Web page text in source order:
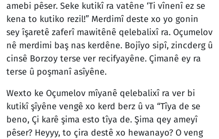
amebi pêser. Seke kutikî ra vatêne ‘Ti vînenî ez se
kena to kutiko rezil!” Merdimî deste xo yo gonin
sey îşaretê zaferî mawitênê qelebalixî ra. Oçumelov
nê merdimi baş nas kerdêne. Bojîyo sipî, zincderg û
cinsê Borzoy terse ver recifyayêne. Çimanê ey ra
terse û poşmanî asîyêne.
Wexto ke Oçumelov mîyanê qelebalixî ra ver bi
kutikî şîyêne vengê xo kerd berz û va “Tîya de se
beno, Çi karê şima esto tîya de. Şima qey ameyî
pêser? Heyyy, to çira destê xo hewanayo? O veng